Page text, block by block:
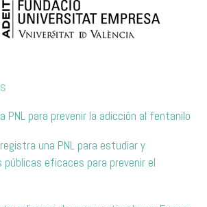
PNL para prevenir la adicción al fentanilo
una PNL para estudiar y
eficaces para prevenir el